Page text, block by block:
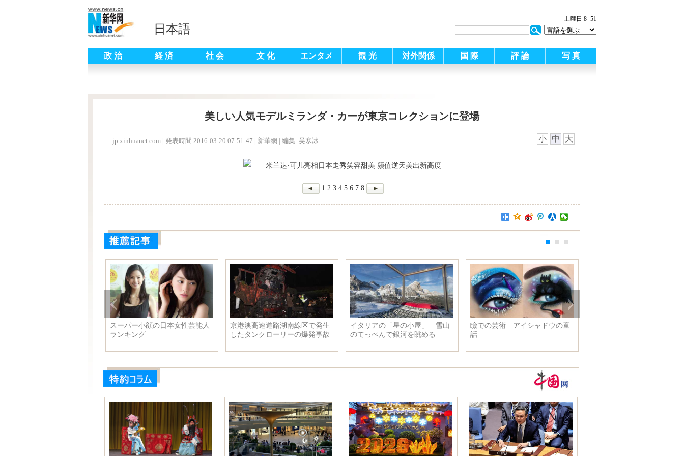
日本語
土曜日 8 52
政 治 経 済 社 会 文 化 エンタメ 観 光 対外関係 国 際 評 論 写 真
美しい人気モデルミランダ・カーが東京コレクションに登場
jp.xinhuanet.com | 発表時間 2016-03-20 07:51:47 | 新華網 | 編集: 吴寒冰 小 中 大
1 2 3 4 5 6 7 8
スーパー小顔の日本女性芸能人
ランキング
京港澳高速道路湖南線区で発生
したタンクローリーの爆発事故
し
イタリアの「星の小屋」 雪山
のてっぺんで銀河を眺める
瞼での芸術 アイシャドウの童
話